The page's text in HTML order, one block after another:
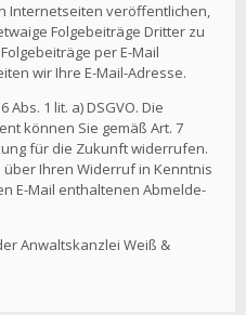
Internetseiten veröffentlichen,
Folgebeiträge Dritter zu
per E-Mail
wir Ihre E-Mail-Adresse.
1 lit. a) DSGVO. Die
können Sie gemäß Art. 7
für die Zukunft widerrufen.
Ihren Widerruf in Kenntnis
E-Mail enthaltenen Abmelde-
Anwaltskanzlei Weiß &